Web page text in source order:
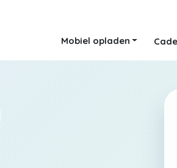
Mobiel opladen